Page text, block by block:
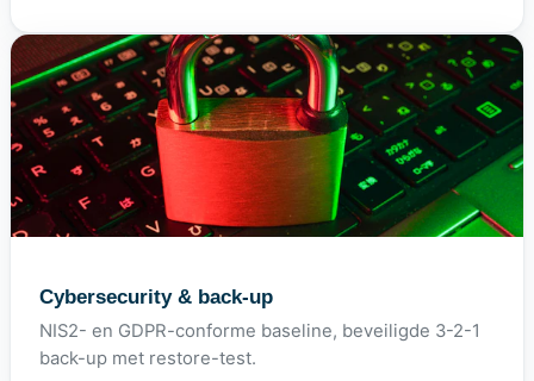
Cybersecurity & back-up
NIS2- en GDPR-conforme baseline, beveiligde 3-2-1
back-up met restore-test.